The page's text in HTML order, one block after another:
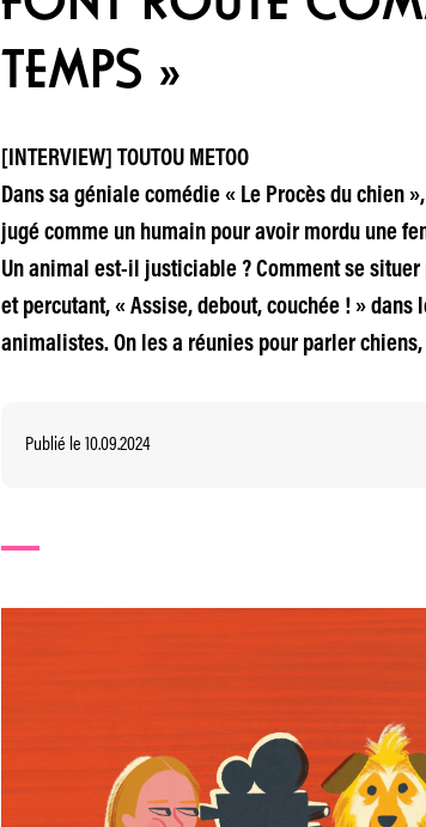
TEMPS »
[INTERVIEW] TOUTOU METOO
Dans sa géniale comédie « Le Procès du chien
jugé comme un humain pour avoir mordu une
Un animal est-il justiciable ? Comment se
et percutant, « Assise, debout, couchée ! »
animalistes. On les a réunies pour parler
Publié le 10.09.2024